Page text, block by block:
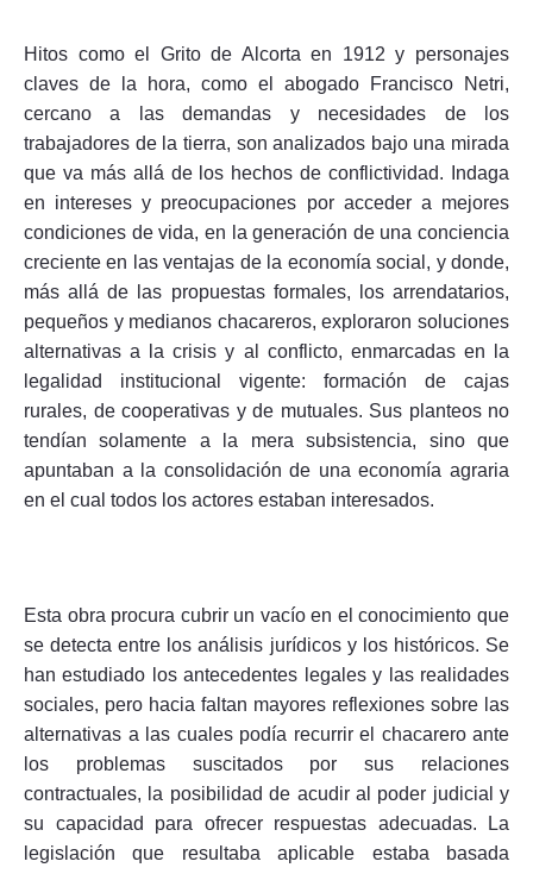
Hitos como el Grito de Alcorta en 1912 y personajes
claves de la hora, como el abogado Francisco Netri,
cercano a las demandas y necesidades de los
trabajadores de la tierra, son analizados bajo una mirada
que va más allá de los hechos de conflictividad. Indaga
en intereses y preocupaciones por acceder a mejores
condiciones de vida, en la generación de una conciencia
creciente en las ventajas de la economía social, y donde,
más allá de las propuestas formales, los arrendatarios,
pequeños y medianos chacareros, exploraron soluciones
alternativas a la crisis y al conflicto, enmarcadas en la
legalidad institucional vigente: formación de cajas
rurales, de cooperativas y de mutuales. Sus planteos no
tendían solamente a la mera subsistencia, sino que
apuntaban a la consolidación de una economía agraria
en el cual todos los actores estaban interesados.
Esta obra procura cubrir un vacío en el conocimiento que
se detecta entre los análisis jurídicos y los históricos. Se
han estudiado los antecedentes legales y las realidades
sociales, pero hacia faltan mayores reflexiones sobre las
alternativas a las cuales podía recurrir el chacarero ante
los problemas suscitados por sus relaciones
contractuales, la posibilidad de acudir al poder judicial y
su capacidad para ofrecer respuestas adecuadas. La
legislación que resultaba aplicable estaba basada